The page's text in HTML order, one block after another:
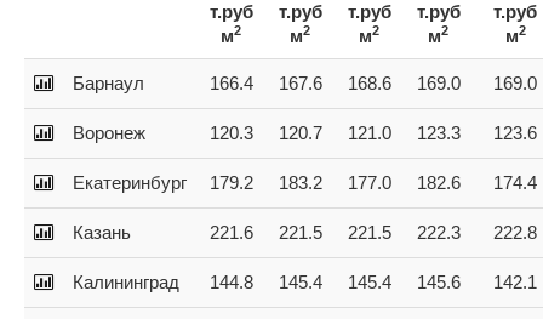
т.руб
м2
т.руб
м2
т.руб
м2
т.руб
м2
т.руб
м2
Барнаул 166.4 167.6 168.6 169.0 169.0
Воронеж 120.3 120.7 121.0 123.3 123.6
Екатеринбург 179.2 183.2 177.0 182.6 174.4
Казань 221.6 221.5 221.5 222.3 222.8
Калининград 144.8 145.4 145.4 145.6 142.1